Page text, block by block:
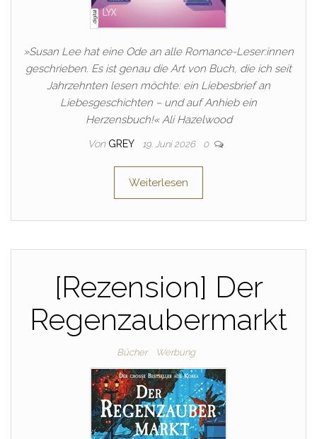
»Susan Lee hat eine Ode an alle Romance-Leser:innen
geschrieben. Es ist genau die Art von Buch, die ich seit
Jahrzehnten lesen möchte: ein Liebesbrief an
Liebesgeschichten – und auf Anhieb ein
Herzensbuch!« Ali Hazelwood
Von GREY 19. Juni 2026 0
Weiterlesen
[Rezension] Der
Regenzaubermarkt
Bücher Werbung